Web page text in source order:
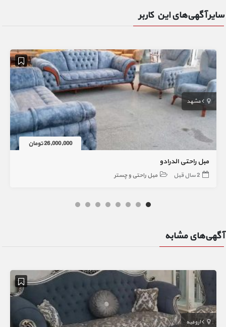
سایر آگهی‌های این کاربر
مشهد
26,000,000 تومان
مبل راحتی الدرادو
2 سال قبل مبل راحتی و چستر
آگهی‌های مشابه
ارومیه